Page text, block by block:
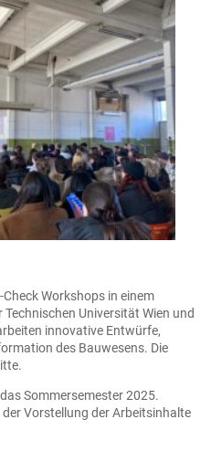
Workshops in einem
Universität Wien und
innovative Entwürfe,
des Bauwesens. Die
Sommersemester 2025.
Vorstellung der Arbeitsinhalte